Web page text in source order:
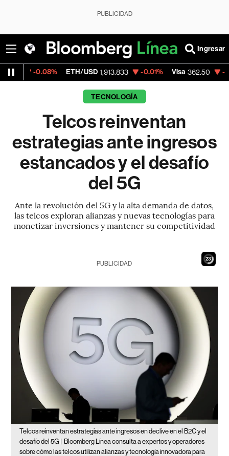
PUBLICIDAD
Ingresar
ETH/USD 1,913.833 -0.01% Visa 362.50 -2.15%
TECNOLOGÍA
Telcos reinventan
estrategias ante ingresos
estancados y el desafío
del 5G
Ante la revolución del 5G y la alta demanda de datos,
las telcos exploran alianzas y nuevas tecnologías para
monetizar inversiones y mantener su competitividad
21
PUBLICIDAD
Telcos reinventan estrategias ante ingresos en declive en el B2C y el
desafío del 5G |
Bloomberg Línea consulta a expertos y operadores
sobre cómo las telcos utilizan alianzas y tecnología innovadora para